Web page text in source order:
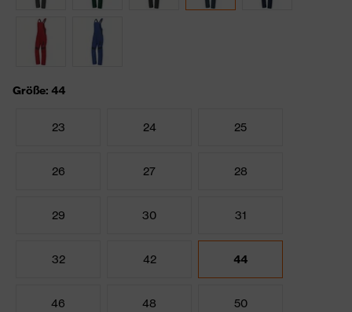
Größe: 44
23 24 25
26 27 28
29 30 31
32 42 44
46 48 50